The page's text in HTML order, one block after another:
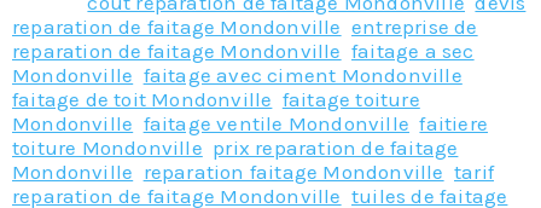
reparation de faitage Mondonville ,entreprise de
reparation de faitage Mondonville ,faitage a sec
Mondonville faitage avec ciment Mondonville
faitage de toit Mondonville faitage toiture
Mondonville faitage ventile Mondonville ,faitiere
toiture Mondonville prix reparation de faitage
Mondonville reparation faitage Mondonville ,tarif
reparation de faitage Mondonville ,tuiles de faitage